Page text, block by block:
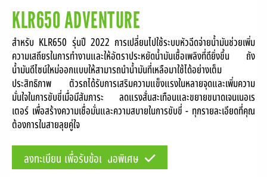
CONTACT
KLR650 ADVENTURE
สำหรับ KLR650 รุ่นปี 2022 การเปลี่ยนไปใช้ระบบหัวฉีดจ่ายน้ำมันช่วยเพิ่ม
ความเสถียรในการทำงานและให้อัตราประหยัดน้ำมันเชื้อเพลิงที่ดียิ่งขึ้น ถัง
น้ำมันดีไซน์ใหม่ออกแบบให้สามารถนำน้ำมันที่เหลือมาใช้ได้อย่างเต็ม
ประสิทธิภาพ ตัวรถได้รับการเสริมความแข็งแรงในหลายจุดและเพิ่มความ
มั่นใจในการขับขี่เมื่อมีสัมภาระ ลดแรงสั่นสะเทือนและขยายขนาดเจนเนอเร
เตอร์ เพื่อสร้างความเชื่อมั่นและความสบายในการขับขี่ - ทุกรายละเอียดที่คุณ
ต้องการในสายลุยคู่ใจ
ลงทะเบียน เพื่อรับข้อเสนอพิเศษ